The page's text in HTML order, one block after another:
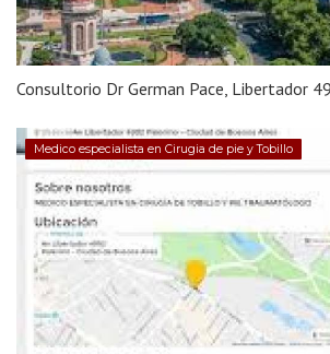
Consultorio Dr German Pace, Libertador
Medico especialista en Cirugia de pie y Tobillo